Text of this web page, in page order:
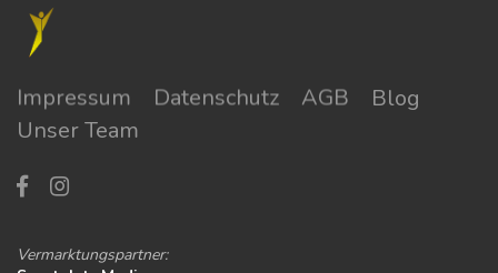
Impressum Datenschutz AGB
Blog
Unser Team
Vermarktungspartner: